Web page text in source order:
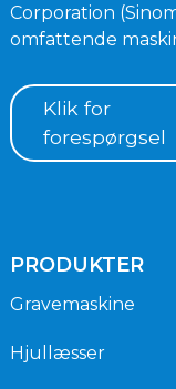
Corporation
omfattende
Klik for
forespørgsel
PRODUKTER
Gravemaskine
Hjullæsser